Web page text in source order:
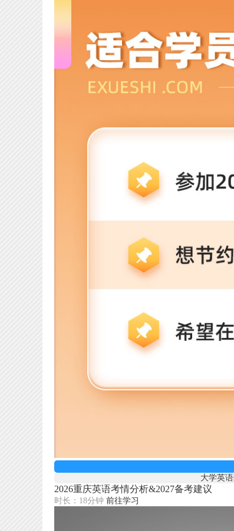
大学英语
2026重庆英语考情分析&2027备考建议
时长：18分钟 前往学习